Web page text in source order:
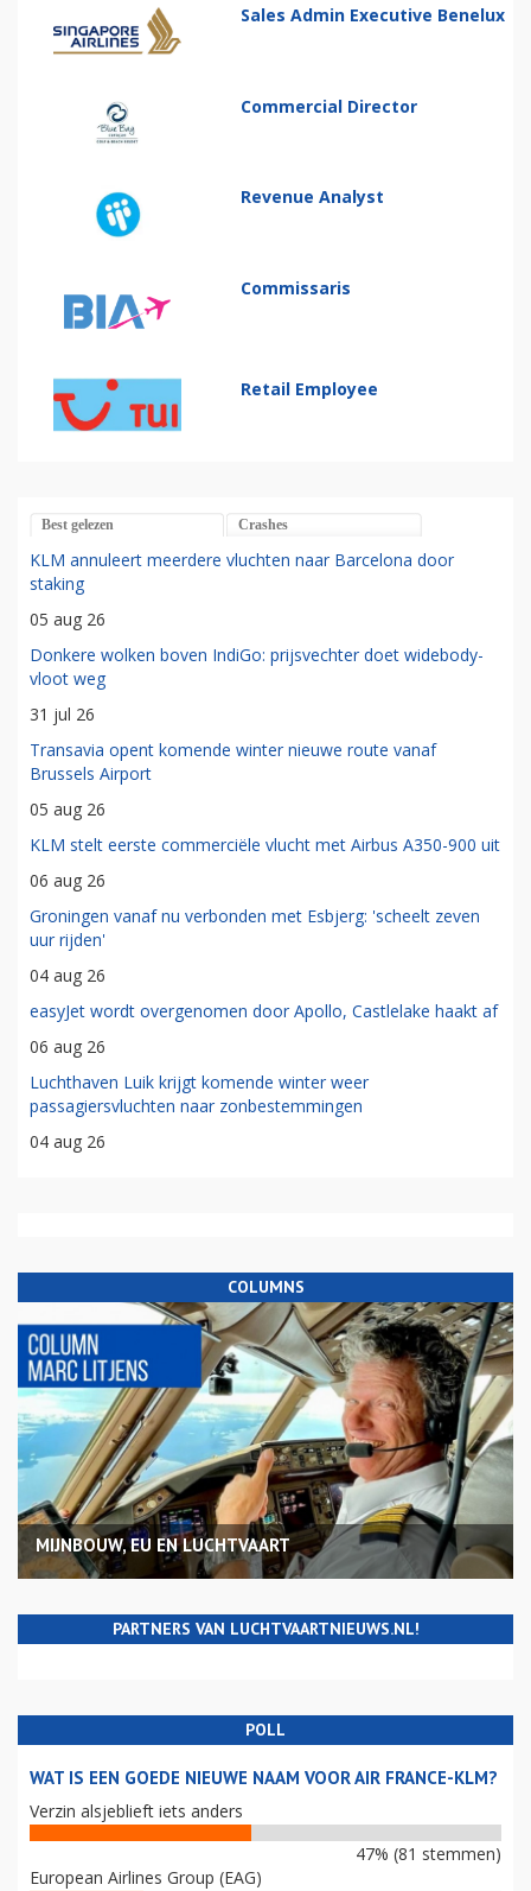
Sales Admin Executive Benelux
Commercial Director
Revenue Analyst
Commissaris
Retail Employee
Best gelezen Crashes
KLM annuleert meerdere vluchten naar Barcelona door
staking
05 aug 26
Donkere wolken boven IndiGo: prijsvechter doet widebody-
vloot weg
31 jul 26
Transavia opent komende winter nieuwe route vanaf
Brussels Airport
05 aug 26
KLM stelt eerste commerciële vlucht met Airbus A350-900 uit
06 aug 26
Groningen vanaf nu verbonden met Esbjerg: 'scheelt zeven
uur rijden'
04 aug 26
easyJet wordt overgenomen door Apollo, Castlelake haakt af
06 aug 26
Luchthaven Luik krijgt komende winter weer
passagiersvluchten naar zonbestemmingen
04 aug 26
COLUMNS
MIJNBOUW, EU EN LUCHTVAART
PARTNERS VAN LUCHTVAARTNIEUWS.NL!
POLL
WAT IS EEN GOEDE NIEUWE NAAM VOOR AIR FRANCE-KLM?
Verzin alsjeblieft iets anders
47% (81 stemmen)
European Airlines Group (EAG)